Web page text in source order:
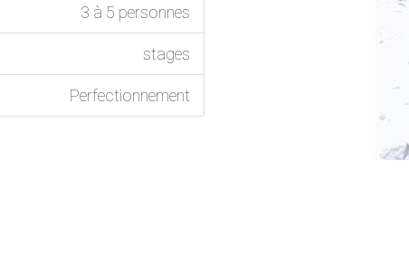
3 à 5 personnes
stages
Perfectionnement